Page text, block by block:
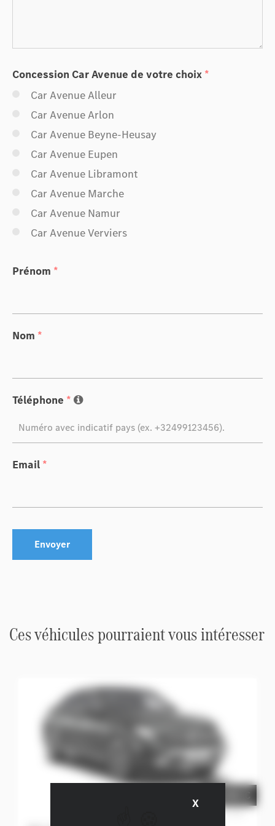
Concession Car Avenue de votre choix *
Car Avenue Alleur
Car Avenue Arlon
Car Avenue Beyne-Heusay
Car Avenue Eupen
Car Avenue Libramont
Car Avenue Marche
Car Avenue Namur
Car Avenue Verviers
Prénom *
Nom *
Téléphone *
Email *
Ces véhicules pourraient vous intéresser
Prix net
XMasquer le